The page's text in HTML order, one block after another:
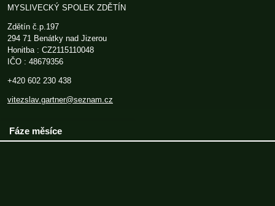
MYSLIVECKÝ SPOLEK ZDĚTÍN
Zdětín č.p.197
294 71 Benátky nad Jizerou
Honitba : CZ2115110048
IČO : 48679356
+420 602 230 438
vitezslav.gartner@seznam.cz
Fáze měsíce